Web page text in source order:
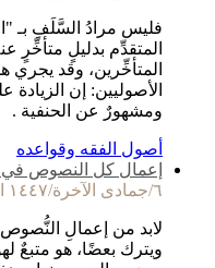
فليس مرادُ السَّلَفِ بـ
المتقدِّم بدليلٍ متأخِّرٍ
المتأخِّرين، وقد
الأصوليين: إن
ومشهورٌ عن الحنفية .
أصول الفقه وقواعده
إعمال كل النصوص في
٦/جمادى الآخرة/١٤٤٧ الموافق ٢٧/نوفمبر/٢٠٢٥
لابد من إعمالِ
ويترك بعضًا، هو متبعٌ